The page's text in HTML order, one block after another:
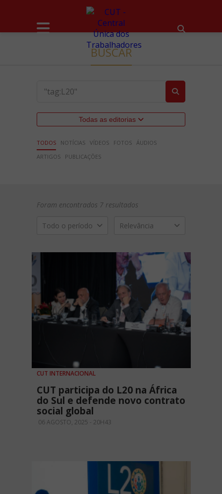
BUSCAR
Todas as editorias
TODOS NOTÍCIAS VÍDEOS FOTOS ÁUDIOS
ARTIGOS
PUBLICAÇÕES
Foram encontrados 7 resultados
Todo o período Relevância
CUT INTERNACIONAL
CUT participa do L20 na África
do Sul e defende novo contrato
social global
06 AGOSTO, 2025 - 20H43